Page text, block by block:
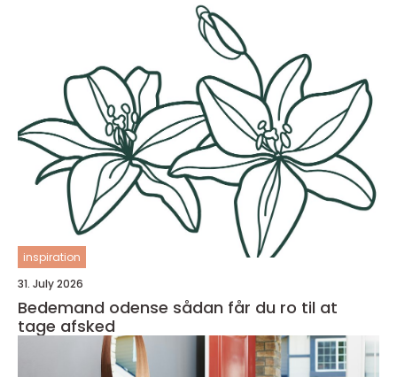
inspiration
31. July 2026
Bedemand odense sådan får du ro til at
tage afsked